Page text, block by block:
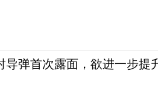
导弹首次露面，欲进一步提